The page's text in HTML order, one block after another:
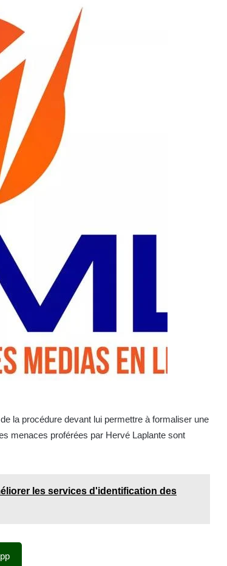
la procédure devant lui permettre à formaliser une
menaces proférées par Hervé Laplante sont
les services d'identification des